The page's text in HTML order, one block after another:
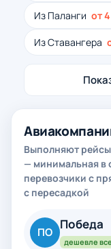
Из Паланги от
Из Ставангера
Выполняют
— минимальная в
перевозчики с
с пересадкой
ПО
Победа
дешевле